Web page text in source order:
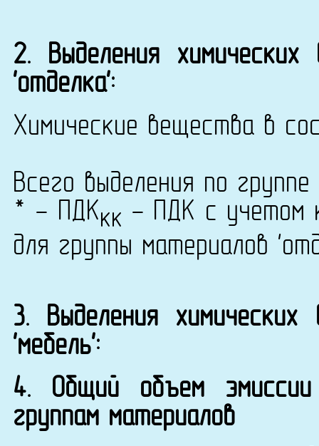
2. Выделения
'отделка':
Химические вещества в
Всего выделения по
* - ПДКкк - ПДК с учетом
для группы материалов
3. Выделения
'мебель':
4. Общий объем
группам материалов